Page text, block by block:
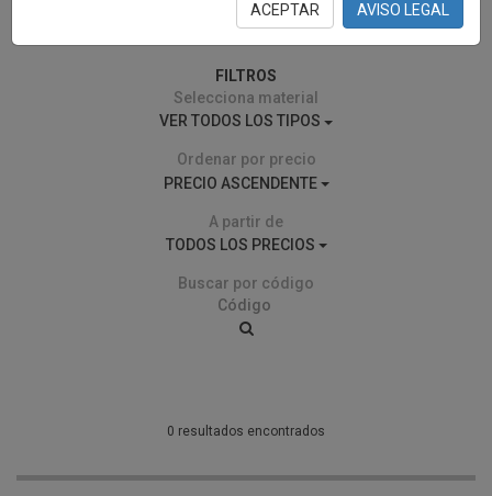
ACEPTAR AVISO LEGAL
FILTROS
Selecciona material
VER TODOS LOS TIPOS
Ordenar por precio
PRECIO ASCENDENTE
A partir de
TODOS LOS PRECIOS
Buscar por código
0 resultados encontrados